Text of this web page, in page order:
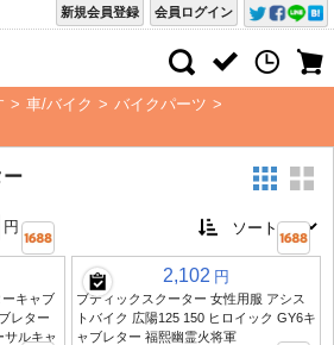
会員ログイン
新規会員登録
> 車/バイク > バイクパーツ >
ー
円
キャブ
レター
サルキャ
2,102 円
ブティックスクーター 女性用服 アシス
トバイク 広陽125 150 ヒロイック GY6キ
ャブレター 福熙幽霊火将軍